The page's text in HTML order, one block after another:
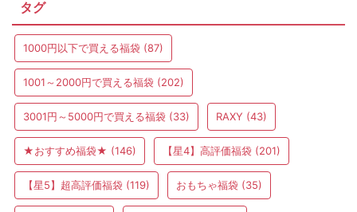
タグ
1000円以下で買える福袋 (87)
1001～2000円で買える福袋 (202)
3001円～5000円で買える福袋 (33) RAXY (43)
★おすすめ福袋★ (146) 【星4】高評価福袋 (201)
【星5】超高評価福袋 (119) おもちゃ福袋 (35)